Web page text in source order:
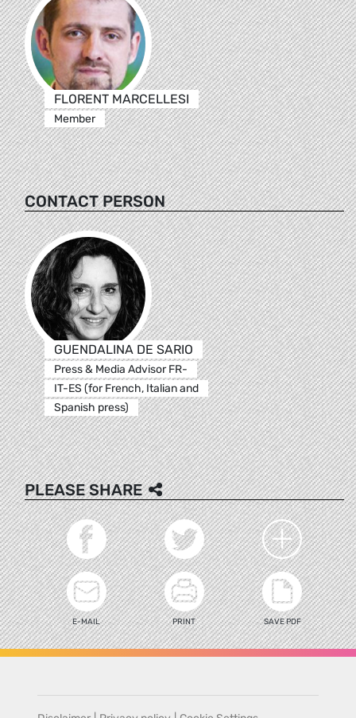
FLORENT MARCELLESI
Member
CONTACT PERSON
GUENDALINA DE SARIO
Press & Media Advisor FR-
IT-ES (for French, Italian and
Spanish press)
PLEASE SHARE
E-MAIL PRINT SAVE PDF